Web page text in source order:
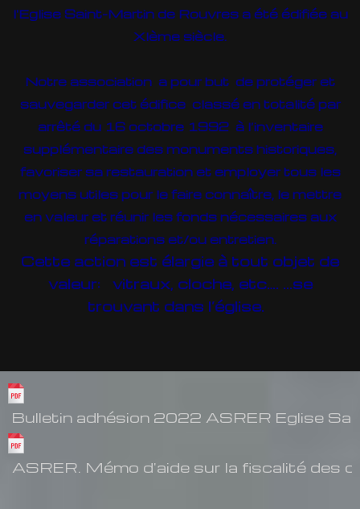
l'Eglise Saint-Martin de Rouvres a été édifiée au
XIème siècle.
Notre association a pour but de protéger et
sauvegarder cet édifice classé en totalité par
arrêté du 16 octobre 1992 à l’inventaire
supplémentaire des monuments historiques,
favoriser sa restauration et employer tous les
moyens utiles pour le faire connaître, le mettre
en valeur et réunir les fonds nécessaires aux
réparations et/ou entretien.
Cette action est élargie à tout objet de
valeur: vitraux, cloche, etc…. ...se
trouvant dans l’église.
Bulletin adhésion 2022 ASRER Eglise
ASRER. Mémo d'aide sur la fiscalité des